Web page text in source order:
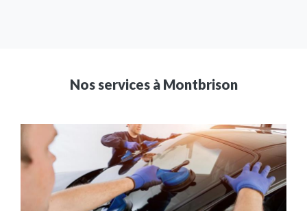
Nos services à Montbrison